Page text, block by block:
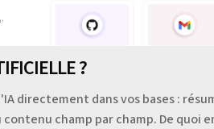
?
directement dans vos bases :
champ par champ. De quoi